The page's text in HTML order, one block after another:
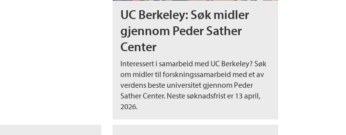
UC Berkeley: Søk midler
gjennom Peder Sather
Center
Interessert i samarbeid med UC Berkeley? Søk
om midler til forskningssamarbeid med et av
verdens beste universitet gjennom Peder
Sather Center. Neste søknadsfrist er 13 april,
2026.